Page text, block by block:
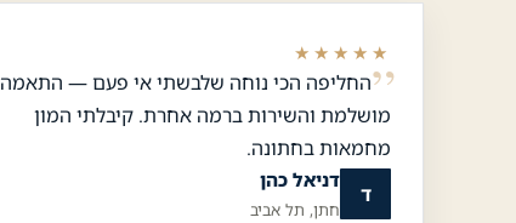
★★★★★
החליפה הכי נוחה שלבשתי אי פעם — התאמה
מושלמת והשירות ברמה אחרת. קיבלתי המון
מחמאות בחתונה.
ד
דניאל כהן
חתן, תל אביב